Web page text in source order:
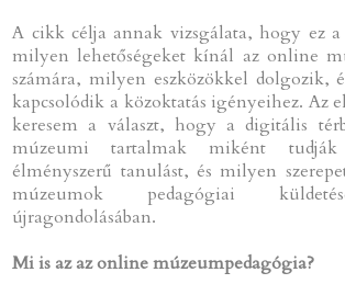
A cikk célja annak vizsgálata, hogy ez
milyen lehetőségeket kínál az online
számára, milyen eszközökkel dolgozik,
kapcsolódik a közoktatás igényeihez. Az
keresem a választ, hogy a digitális
múzeumi tartalmak miként
élményszerű tanulást, és milyen
múzeumok pedagógiai
újragondolásában.
Mi is az az online múzeumpedagógia?